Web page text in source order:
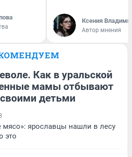
Ксения
Автор мнения
Как в уральской
мамы отбывают
детьми
мясо»: ярославцы нашли в лесу
это